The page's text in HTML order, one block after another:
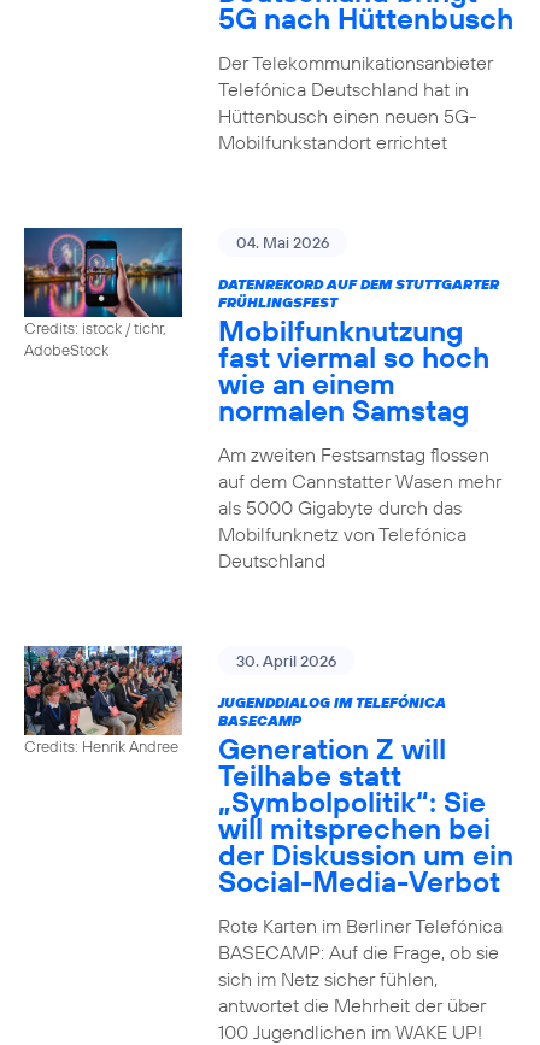
5G nach Hüttenbusch
Der Telekommunikationsanbieter
Telefónica Deutschland hat in
Hüttenbusch einen neuen 5G-
Mobilfunkstandort errichtet
Credits: istock / tichr,
AdobeStock
04. Mai 2026
DATENREKORD AUF DEM STUTTGARTER
FRÜHLINGSFEST
Mobilfunknutzung
fast viermal so hoch
wie an einem
normalen Samstag
Am zweiten Festsamstag flossen
auf dem Cannstatter Wasen mehr
als 5000 Gigabyte durch das
Mobilfunknetz von Telefónica
Deutschland
Credits: Henrik Andree
30. April 2026
JUGENDDIALOG IM TELEFÓNICA
BASECAMP
Generation Z will
Teilhabe statt
„Symbolpolitik“: Sie
will mitsprechen bei
der Diskussion um ein
Social-Media-Verbot
Rote Karten im Berliner Telefónica
BASECAMP: Auf die Frage, ob sie
sich im Netz sicher fühlen,
antwortet die Mehrheit der über
100 Jugendlichen im WAKE UP!